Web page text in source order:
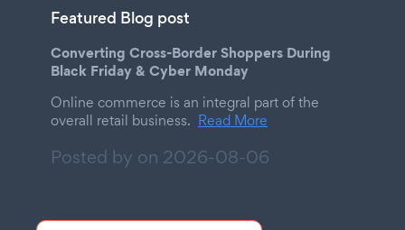
Featured Blog post
Converting Cross-Border Shoppers During
Black Friday & Cyber Monday
Online commerce is an integral part of the
overall retail business. Read More
Posted by on 2026-08-06